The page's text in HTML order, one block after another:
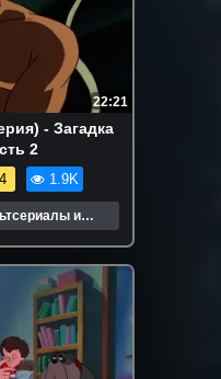
22:21
- Загадка
2
1.9K
и